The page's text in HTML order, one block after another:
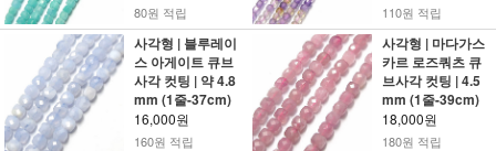
80원 적립 110원 적립
사각형 | 블루레이
스 아게이트 큐브
사각 컷팅 | 약 4.8
mm (1줄-37cm)
16,000원
160원 적립
사각형 | 마다가스
카르 로즈쿼츠 큐
브사각 컷팅 | 4.5
mm (1줄-39cm)
18,000원
180원 적립